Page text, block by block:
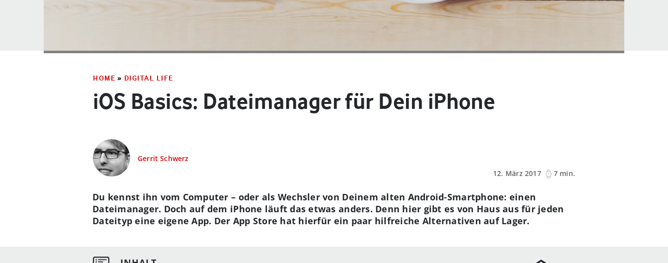
HOME » DIGITAL LIFE
iOS Basics: Dateimanager für Dein iPhone
Gerrit Schwerz
12. März 2017
7 min.
Du kennst ihn vom Computer – oder als Wechsler von Deinem alten Android-Smartphone: einen
Dateimanager. Doch auf dem iPhone läuft das etwas anders. Denn hier gibt es von Haus aus für jeden
Dateityp eine eigene App. Der App Store hat hierfür ein paar hilfreiche Alternativen auf Lager.